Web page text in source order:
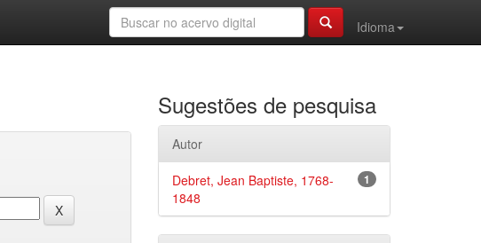
Idioma
Sugestões de pesquisa
Autor
1
Debret, Jean Baptiste, 1768-
1848